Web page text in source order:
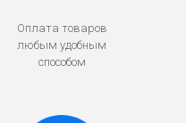
Оплата товаров
любым удобным
способом